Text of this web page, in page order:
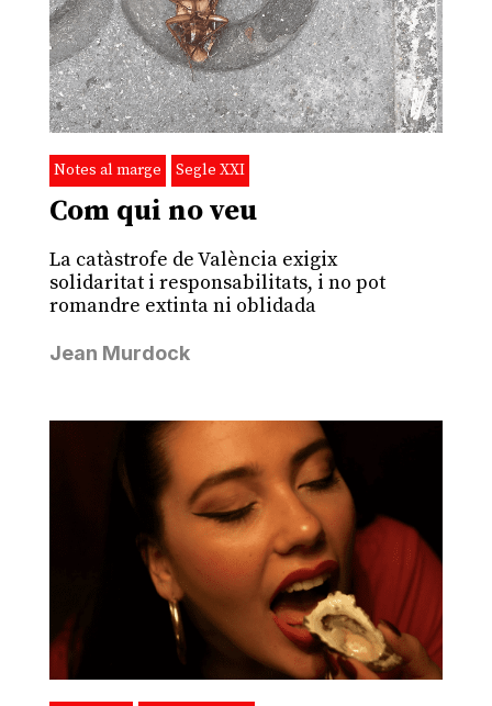
Notes al marge Segle XXI
Com qui no veu
La catàstrofe de València exigix ​​
solidaritat i responsabilitats, i no pot
romandre extinta ni oblidada
Jean Murdock